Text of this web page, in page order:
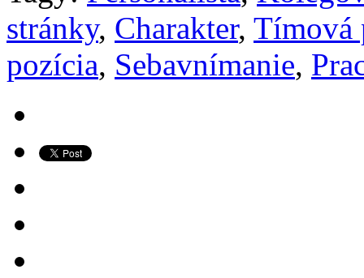
stránky, Charakter, Tímová
pozícia, Sebavnímanie,